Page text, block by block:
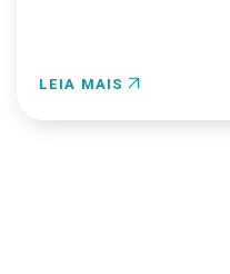
LEIA MAIS